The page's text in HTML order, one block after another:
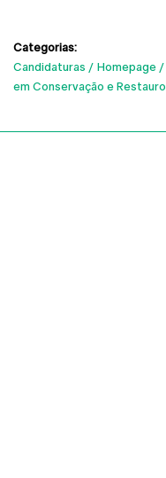
Categorias:
Candidaturas
Homepage
em Conservação e Restauro